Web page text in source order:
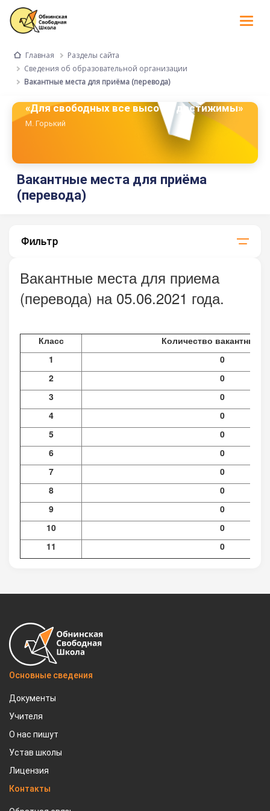
Главная
Разделы сайта
Сведения об образовательной организации
Вакантные места для приёма (перевода)
«Для свободных все высоты достижимы»
М. Горький
Вакантные места для приёма
(перевода)
Фильтр
Вакантные места для приема
(перевода) на 05.06.2021 года.
Класс
Количество вакантных
1
0
2
0
3
0
4
0
5
0
6
0
7
0
8
0
9
0
10
0
11
0
Основные сведения
Документы
Учителя
О нас пишут
Устав школы
Лицензия
Контакты